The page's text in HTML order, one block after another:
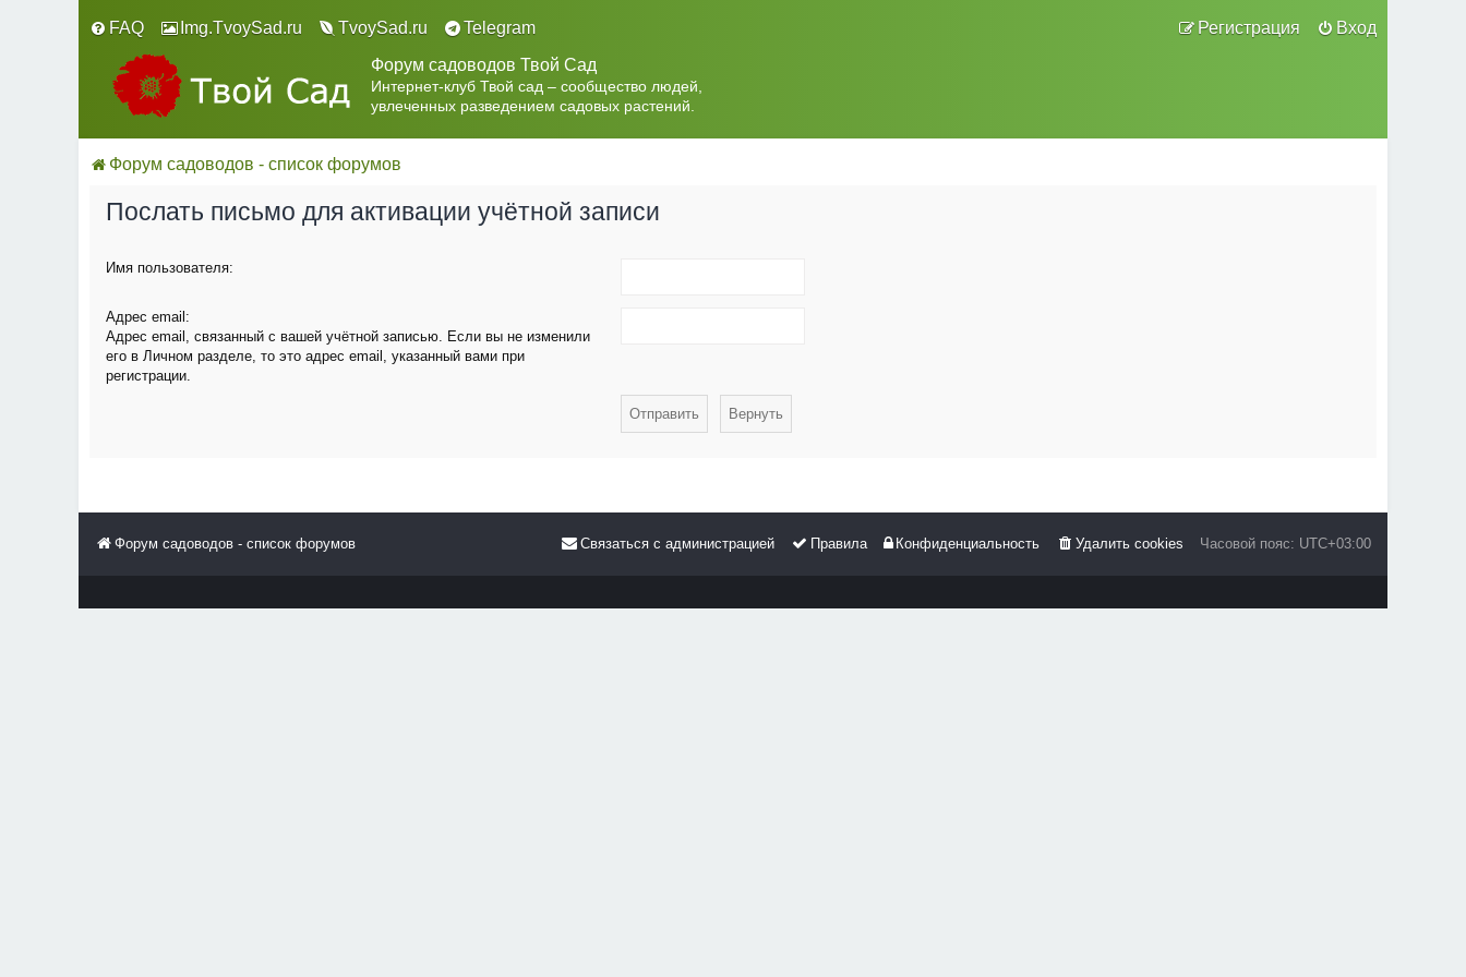
FAQ Вход
Регистрация
Img.TvoySad.ru TvoySad.ru
Telegram
Форум садоводов Твой Сад
Интернет-клуб Твой сад – сообщество людей,
увлеченных разведением садовых растений.
Форум садоводов - список форумов
Послать письмо для активации учётной записи
Имя пользователя:
Адрес email:
Адрес email, связанный с вашей учётной записью. Если вы не изменили
его в Личном разделе, то это адрес email, указанный вами при
регистрации.
Форум садоводов - список форумов Часовой пояс: UTC+03:00
Удалить cookies
Конфиденциальность
Правила
Связаться с администрацией